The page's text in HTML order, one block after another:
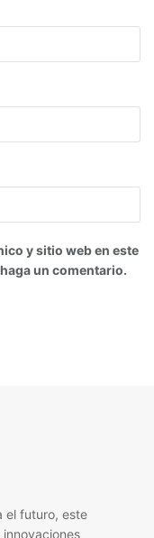
y sitio web en este
un comentario.
el futuro, este